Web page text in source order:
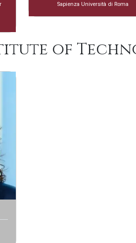
Sapienza Università di Roma
of